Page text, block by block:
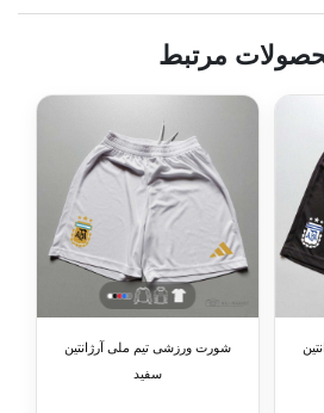
مرتبط
شورت ورزشی تیم ملی آرژانتین
سفید